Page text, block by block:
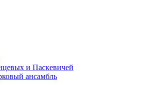
и Паскевичей
ансамбль